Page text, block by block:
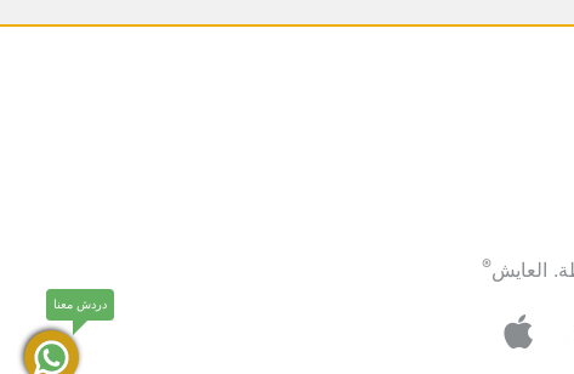
العايش®
دردش معنا